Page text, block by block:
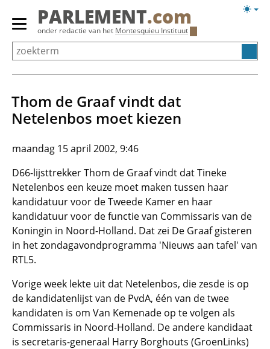
Overslaan
Primair
menu
tonen/verbergen
PARLEMENT.com
onder redactie van het Montesquieu Instituut
Thom de Graaf vindt dat
Netelenbos moet kiezen
maandag 15 april 2002, 9:46
D66-lijsttrekker Thom de Graaf vindt dat Tineke
Netelenbos een keuze moet maken tussen haar
kandidatuur voor de Tweede Kamer en haar
kandidatuur voor de functie van Commissaris van de
Koningin in Noord-Holland. Dat zei De Graaf gisteren
in het zondagavondprogramma 'Nieuws aan tafel' van
RTL5.
Vorige week lekte uit dat Netelenbos, die zesde is op
de kandidatenlijst van de PvdA, één van de twee
kandidaten is om Van Kemenade op te volgen als
Commissaris in Noord-Holland. De andere kandidaat
is secretaris-generaal Harry Borghouts (GroenLinks)